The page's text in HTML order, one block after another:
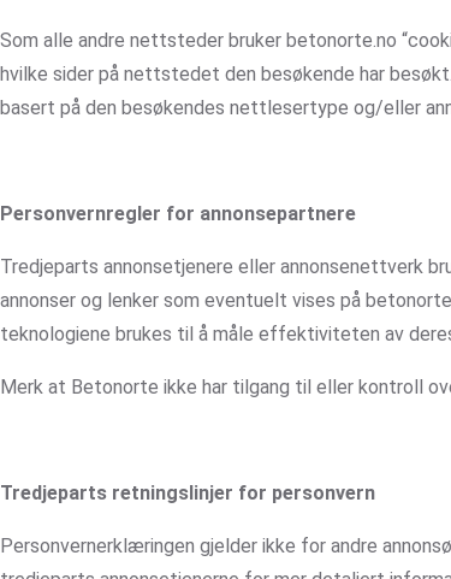
Som alle andre nettsteder bruker betonorte.no
hvilke sider på nettstedet den besøkende har
basert på den besøkendes nettlesertype og/eller
Personvernregler for annonsepartnere
Tredjeparts annonsetjenere eller annonsenettverk
annonser og lenker som eventuelt vises på
teknologiene brukes til å måle effektiviteten av
Merk at Betonorte ikke har tilgang til eller kontroll
Tredjeparts retningslinjer for personvern
Personvernerklæringen gjelder ikke for andre